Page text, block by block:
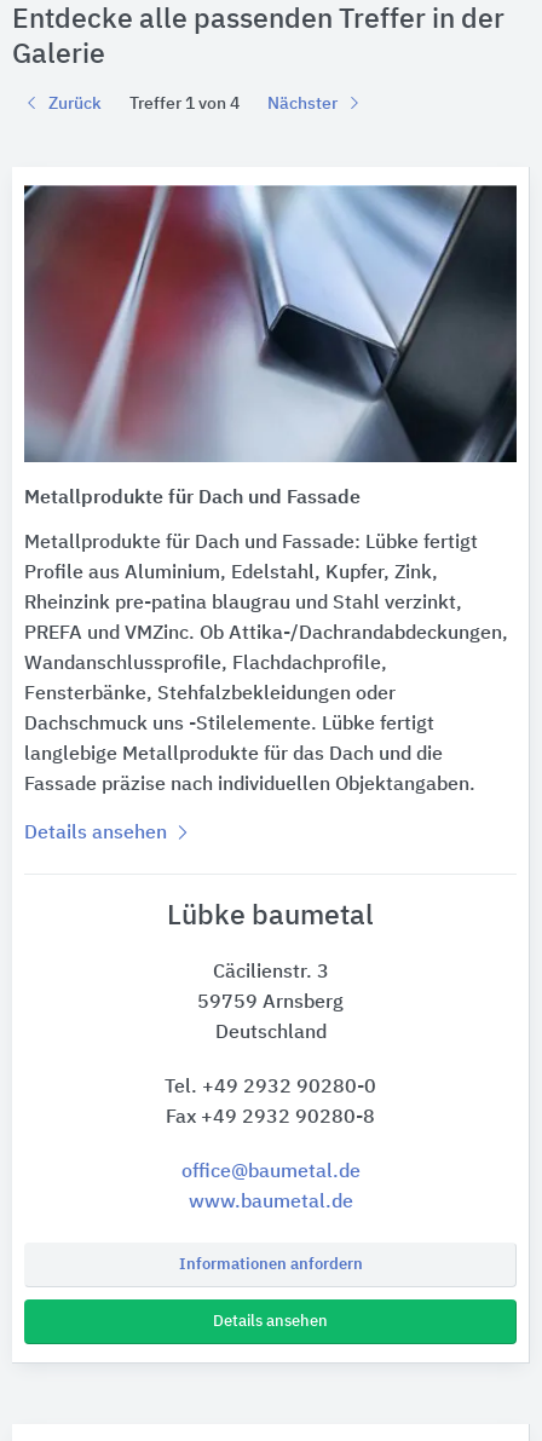
Entdecke alle passenden Treffer in der
Galerie
Zurück Treffer 1 von 4 Nächster
Metallprodukte für Dach und Fassade
Metallprodukte für Dach und Fassade: Lübke fertigt
Profile aus Aluminium, Edelstahl, Kupfer, Zink,
Rheinzink pre-patina blaugrau und Stahl verzinkt,
PREFA und VMZinc. Ob Attika-/Dachrandabdeckungen,
Wandanschlussprofile, Flachdachprofile,
Fensterbänke, Stehfalzbekleidungen oder
Dachschmuck uns -Stilelemente. Lübke fertigt
langlebige Metallprodukte für das Dach und die
Fassade präzise nach individuellen Objektangaben.
Details ansehen
Lübke baumetal
Cäcilienstr. 3
59759 Arnsberg
Deutschland
Tel. +49 2932 90280-0
Fax +49 2932 90280-8
office@baumetal.de
www.baumetal.de
Informationen anfordern
Details ansehen